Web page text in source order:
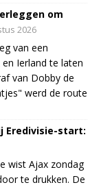
om
2026
van een
Ierland te laten
van Dobby de
werd de route
Eredivisie-start:
wist Ajax zondag
te drukken. De